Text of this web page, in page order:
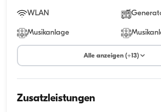
WLAN
Musikanlage
Alle anzeigen (+13)
Zusatzleistungen